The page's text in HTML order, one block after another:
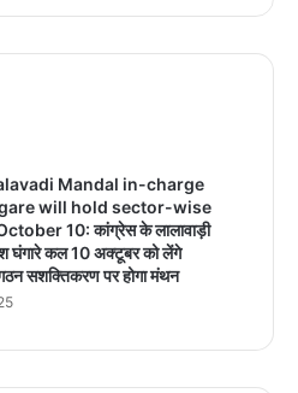
Mandal in-charge
will hold sector-wise
10: कांग्रेस के लालावाड़ी
घंगारे कल 10 अक्टूबर को लेंगे
सशक्तिकरण पर होगा मंथन